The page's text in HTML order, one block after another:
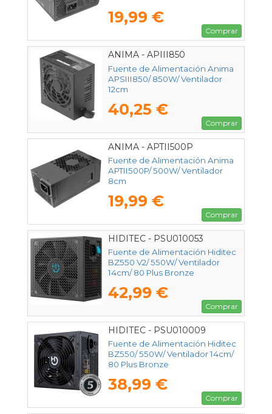
19,99 €
Comprar
ANIMA - APIII850
Fuente de Alimentación Anima
APSIII850/ 850W/ Ventilador
12cm
40,25 €
Comprar
ANIMA - APTII500P
Fuente de Alimentación Anima
APTII500P/ 500W/ Ventilador
8cm
19,99 €
Comprar
HIDITEC - PSU010053
Fuente de Alimentación Hiditec
BZ550 V2/ 550W/ Ventilador
14cm/ 80 Plus Bronze
42,99 €
Comprar
HIDITEC - PSU010009
Fuente de Alimentación Hiditec
BZ550/ 550W/ Ventilador 14cm/
80 Plus Bronze
38,99 €
Comprar